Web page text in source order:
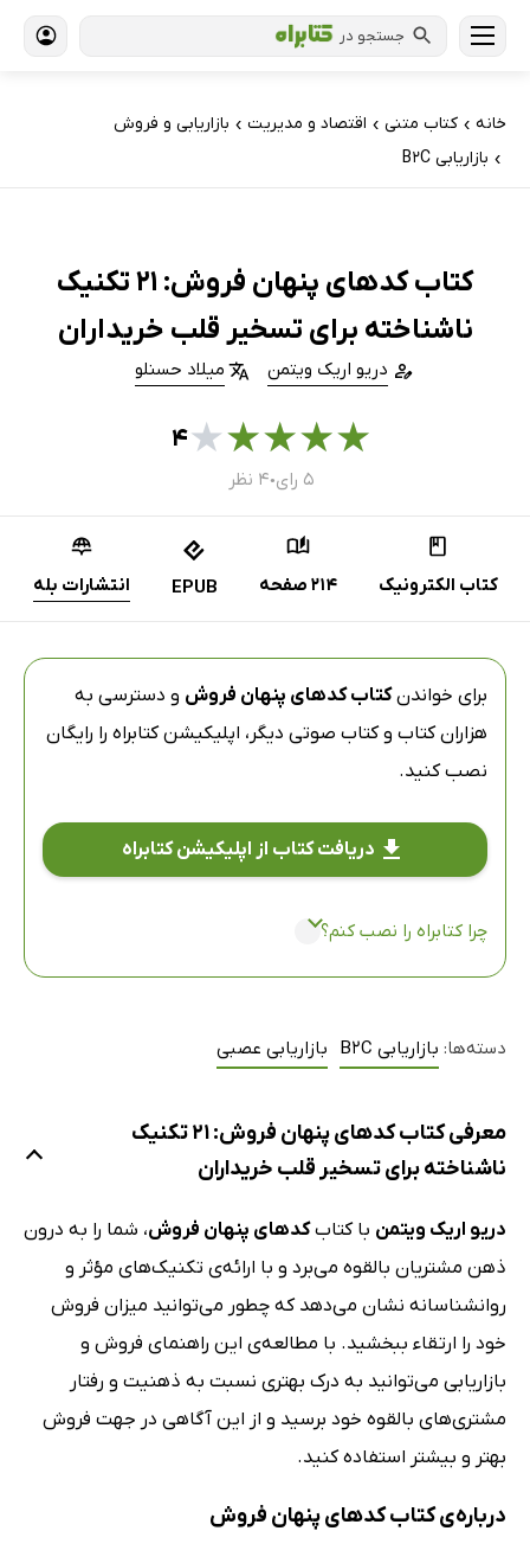
جستجو در
خانه › کتاب‌ متنی › اقتصاد و مدیریت › بازاریابی و فروش
› بازاریابی B2C
کتاب کدهای پنهان فروش: 21 تکنیک
ناشناخته برای تسخیر قلب خریداران
دریو اریک ویتمن میلاد حسنلو
★
★
★
★
★۴
۵ رای ● ۴ نظر
کتاب الکترونیک 214 صفحه EPUB انتشارات بله
برای خواندنکتاب کدهای پنهان فروش و دسترسی به
هزاران کتاب و کتاب صوتی دیگر، اپلیکیشن کتابراه را رایگان
نصب کنید.
دریافت کتاب از اپلیکیشن کتابراه
چرا کتابراه را نصب کنم؟
دسته‌ها: بازاریابی B2C بازاریابی عصبی
معرفی کتاب کدهای پنهان فروش: 21 تکنیک
ناشناخته برای تسخیر قلب خریداران
دریو اریک ویتمن با کتابکدهای پنهان فروش، شما را به درون
ذهن مشتریان بالقوه می‌برد و با ارائه‌ی تکنیک‌های مؤثر و
روانشناسانه نشان می‌دهد که چطور می‌توانید میزان فروش
خود را ارتقاء ببخشید. با مطالعه‌ی این راهنمای فروش و
بازاریابی می‌توانید به درک بهتری نسبت به ذهنیت و رفتار
مشتری‌های بالقوه خود برسید و از این آگاهی در جهت فروش
بهتر و بیشتر استفاده کنید.
درباره‌ی کتاب کدهای پنهان فروش